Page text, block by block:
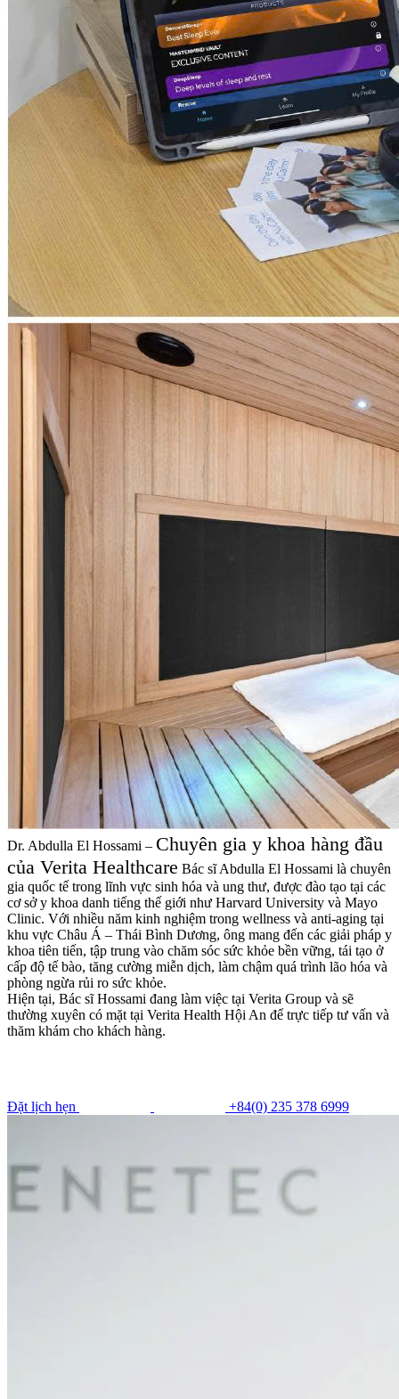
Dr. Abdulla El Hossami – Chuyên gia y khoa hàng đầu
của Verita Healthcare Bác sĩ Abdulla El Hossami là chuyên
gia quốc tế trong lĩnh vực sinh hóa và ung thư, được đào tạo tại các
cơ sở y khoa danh tiếng thế giới như Harvard University và Mayo
Clinic. Với nhiều năm kinh nghiệm trong wellness và anti-aging tại
khu vực Châu Á – Thái Bình Dương, ông mang đến các giải pháp y
khoa tiên tiến, tập trung vào chăm sóc sức khỏe bền vững, tái tạo ở
cấp độ tế bào, tăng cường miễn dịch, làm chậm quá trình lão hóa và
phòng ngừa rủi ro sức khỏe.
Hiện tại, Bác sĩ Hossami đang làm việc tại Verita Group và sẽ
thường xuyên có mặt tại Verita Health Hội An để trực tiếp tư vấn và
thăm khám cho khách hàng.
Đặt lịch hẹn +84(0) 235 378 6999